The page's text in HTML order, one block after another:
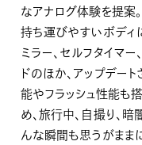
なアナログ体験を提案
持ち運びやすいボディ
ミラー、セルフタイマ
ドのほか、アップデー
能やフラッシュ性能も
め、旅行中、自撮り、
んな瞬間も思うがまま